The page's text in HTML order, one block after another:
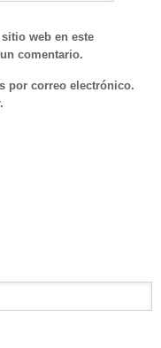
web en este
comentario.
por correo electrónico.